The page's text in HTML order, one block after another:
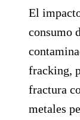
El
consumo
fracking,
fractura
metales